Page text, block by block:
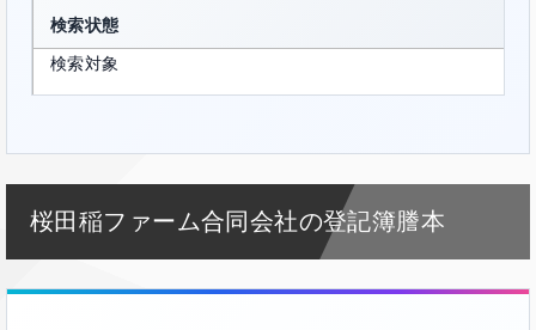
検索状態
検索対象
桜田稲ファーム合同会社の登記簿謄本